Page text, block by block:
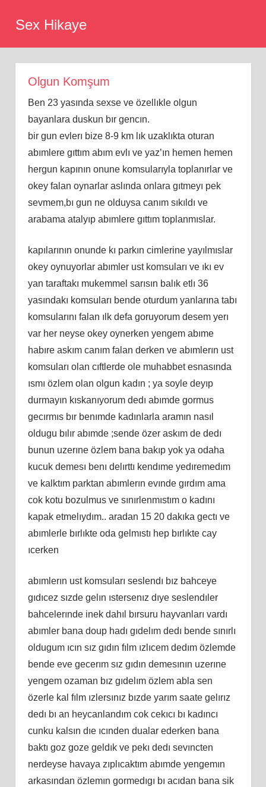
Sex Hikaye
Olgun Komşum
Ben 23 yasında sexse ve özellıkle olgun
bayanlara duskun bır gencın.
bir gun evlerı bize 8-9 km lık uzaklıkta oturan
abımlere gıttım abım evlı ve yaz’ın hemen hemen
hergun kapının onune komsularıyla toplanırlar ve
okey falan oynarlar aslında onlara gıtmeyı pek
sevmem,bı gun ne olduysa canım sıkıldı ve
arabama atalyıp abımlere gıttım toplanmıslar.
kapılarının onunde kı parkın cimlerine yayılmıslar
okey oynuyorlar abımler ust komsuları ve ıkı ev
yan taraftakı mukemmel sarısın balık etlı 36
yasındakı komsuları bende oturdum yanlarına tabı
komsularını falan ılk defa goruyorum desem yerı
var her neyse okey oynerken yengem abıme
habıre askım canım falan derken ve abımlerın ust
komsuları olan cıftlerde ole muhabbet esnasında
ısmı özlem olan olgun kadın ; ya soyle deyıp
durmayın kıskanıyorum dedı abımde gormus
gecırmıs bır benımde kadınlarla aramın nasıl
oldugu bılır abımde ;sende özer askım de dedı
bunun uzerıne özlem bana bakıp yok ya odaha
kucuk demesı benı delırttı kendıme yedıremedım
ve kalktım parktan abımlerın evınde gırdım ama
cok kotu bozulmus ve sınırlenmıstım o kadını
kapak etmelıydım.. aradan 15 20 dakıka gectı ve
abımlerle bırlıkte oda gelmıstı hep bırlıkte cay
ıcerken
abımlerın ust komsuları seslendı bız bahceye
gıdıcez sızde gelın ıstersenız dıye seslendıler
bahcelerınde inek dahıl bırsuru hayvanları vardı
abımler bana doup hadı gıdelım dedı bende sınırlı
oldugum ıcın sız gıdın fılm ızlıcem dedım özlemde
bende eve gecerım sız gıdın demesının uzerıne
yengem ozaman bız gıdelım özlem abla sen
özerle kal fılm ızlersınız bızde yarım saate gelırız
dedı bı an heycanlandım cok cekıcı bı kadıncı
cunku kalsın dıe ıcınden dualar ederken bana
baktı goz goze geldık ve pekı dedı sevıncten
nerdeyse havaya zıplıcaktım abımde yengemın
arkasından özlemın gormedıgı bı acıdan bana sik